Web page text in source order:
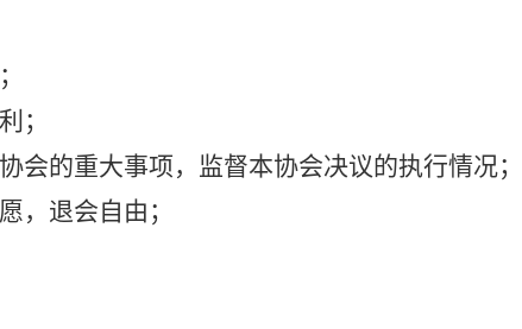
；
会的重大事项，监督本协会决议的执行情况；
，退会自由；